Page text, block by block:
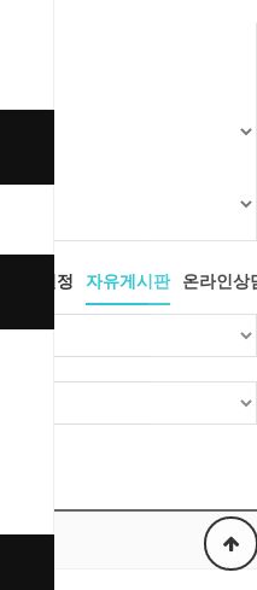
월간일정 자유게시판 온라인상
제목